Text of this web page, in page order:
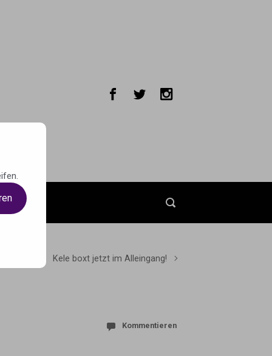
Kele boxt jetzt im Alleingang!
Kommentieren